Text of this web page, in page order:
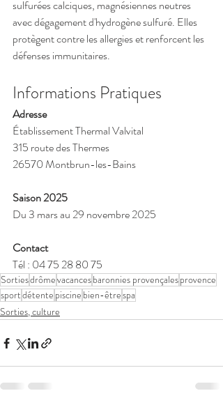
sulfurées calciques, magnésiennes neutres
avec dégagement d'hydrogène sulfuré. Elles
protègent contre les allergies et renforcent les
défenses immunitaires.
Informations Pratiques
Adresse
Établissement Thermal Valvital
315 route des Thermes
26570 Montbrun-les-Bains
Saison 2025
Du 3 mars au 29 novembre 2025
Contact
Tél : 04 75 28 80 75
Sortiesdrômevacancesbaronnies provençalesprovence
sportdétente piscine bien-êtrespa
Sorties, culture